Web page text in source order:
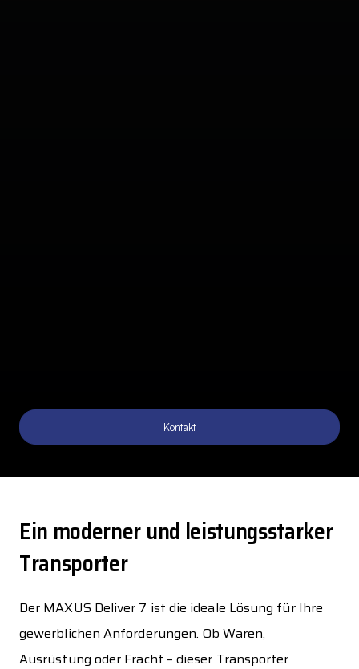
Kontakt
Ein moderner und leistungsstarker
Transporter
Der MAXUS Deliver 7 ist die ideale Lösung für Ihre
gewerblichen Anforderungen. Ob Waren,
Ausrüstung oder Fracht – dieser Transporter